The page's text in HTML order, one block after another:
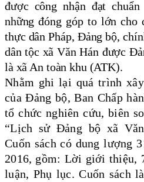
được công nhận đạt
những đóng góp to lớn cho
thực dân Pháp, Đảng bộ,
dân tộc xã Văn Hán được
là xã An toàn khu (ATK).
Nhằm ghi lại quá trình
của Đảng bộ, Ban Chấp
tổ chức nghiên cứu, biên
“Lịch sử Đảng bộ xã
Cuốn sách có dung lượng
2016, gồm: Lời giới thiệu,
luận, Phụ lục. Cuốn sách